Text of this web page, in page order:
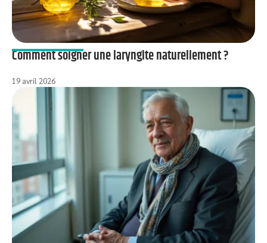
Comment soigner une laryngite naturellement ?
19 avril 2026